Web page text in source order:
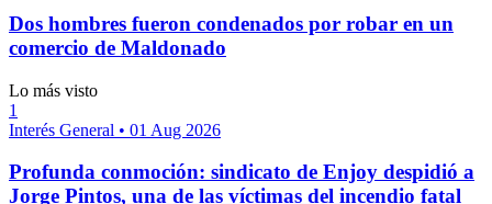
Dos hombres fueron condenados por robar en un
comercio de Maldonado
Lo más visto
1
Interés General • 01 Aug 2026
Profunda conmoción: sindicato de Enjoy despidió a
Jorge Pintos, una de las víctimas del incendio fatal